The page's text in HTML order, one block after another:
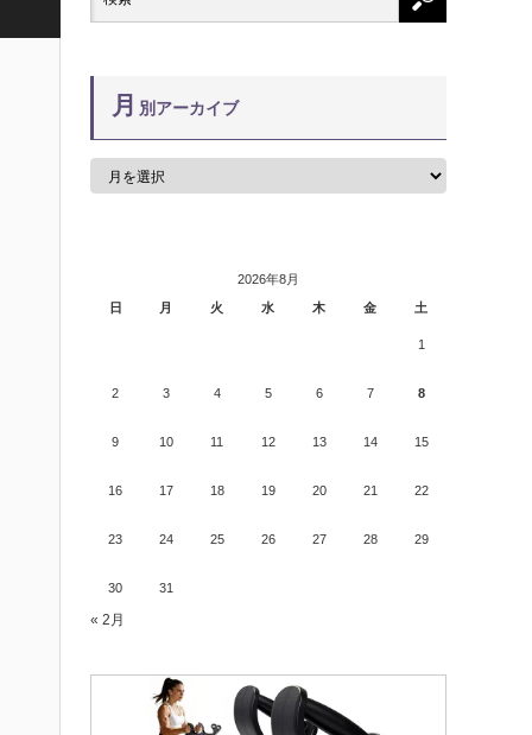
月 別アーカイブ
2026年8月
日
月 火 水 木 金 土
1
2 3 4 5 6 7 8
9 10 11 12 13 14 15
16 17 18 19 20 21 22
23 24 25 26 27 28 29
30 31
« 2月